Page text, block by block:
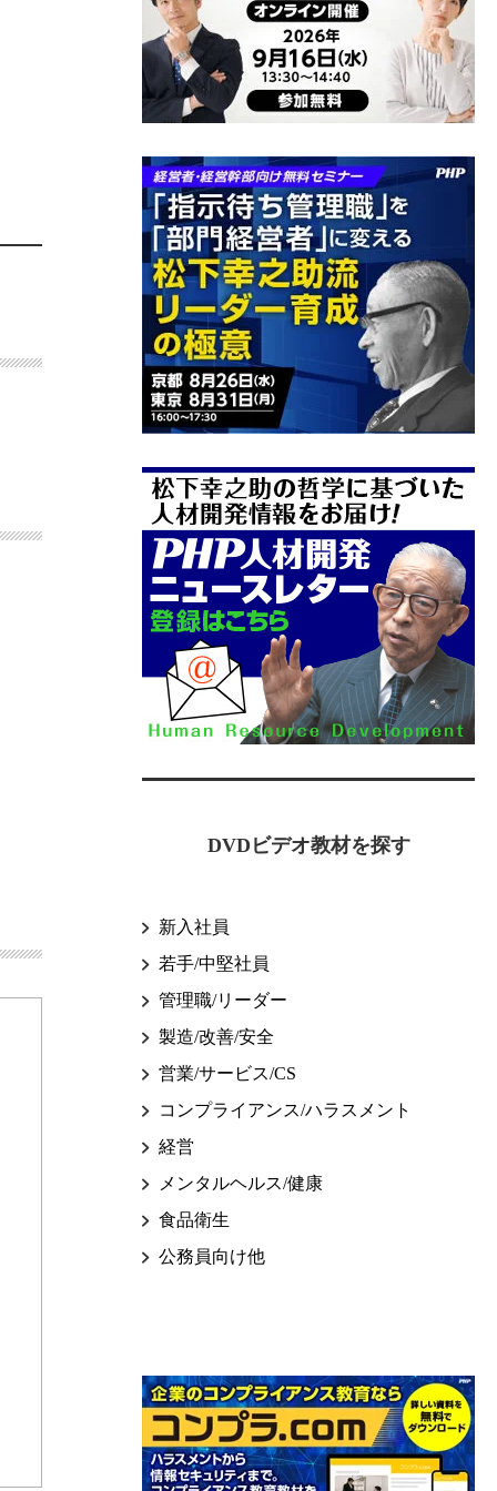
DVDビデオ教材を探す
新入社員
若手/中堅社員
管理職/リーダー
製造/改善/安全
営業/サービス/CS
コンプライアンス/ハラスメント
経営
メンタルヘルス/健康
食品衛生
公務員向け他